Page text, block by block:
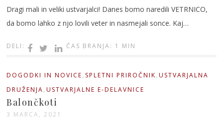
Dragi mali in veliki ustvarjalci! Danes bomo naredili VETRNICO,
da bomo lahko z njo lovili veter in nasmejali sonce. Kaj…
DELI: ČAS BRANJA: 1 MIN
DOGODKI IN NOVICE SPLETNI PRIROČNIK ,USTVARJALNA
DRUŽENJA ,USTVARJALNE E-DELAVNICE
Balončkoti
3 MARCA, 2021